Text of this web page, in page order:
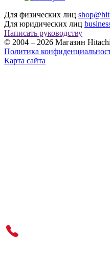
Для физических лиц
Для юридических лиц
Написать руководству
© 2004 – 2026 Магазин
Политика
Карта сайта